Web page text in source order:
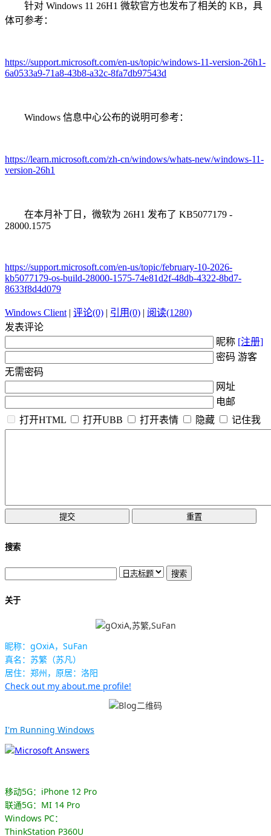
针对 Windows 11 26H1 微软官方也发布了相关的 KB，具
体可参考：
https://support.microsoft.com/en-us/topic/windows-11-version-26h1-
6a0533a9-71a8-43b8-a32c-8fa7db97543d
Windows 信息中心公布的说明可参考：
https://learn.microsoft.com/zh-cn/windows/whats-new/windows-11-
version-26h1
在本月补丁日，微软为 26H1 发布了 KB5077179 -
28000.1575
https://support.microsoft.com/en-us/topic/february-10-2026-
kb5077179-os-build-28000-1575-74e81d2f-48db-4322-8bd7-
8633f8d4d079
Windows Client| 评论(0) | 引用(0) | 阅读(1280)
发表评论
昵称 [注册]
密码 游客
无需密码
网址
电邮
打开HTML
打开UBB 打开表情 隐藏 记住我
搜索
关于
昵称：gOxiA，SuFan
真名：苏繁（苏凡）
居住：郑州，原居：洛阳
Check out my about.me profile!
I'm Running Windows
移动5G：iPhone 12 Pro
联通5G：MI 14 Pro
Windows PC：
ThinkStation P360U